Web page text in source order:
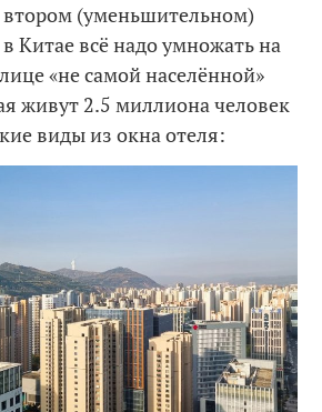
(уменьшительном)
Китае всё надо умножать на
«не самой населённой»
живут 2.5 миллиона человек
виды из окна отеля: